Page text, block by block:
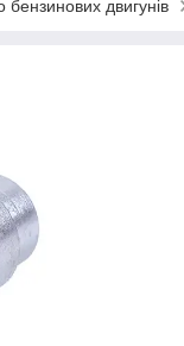
бензинових двигунів